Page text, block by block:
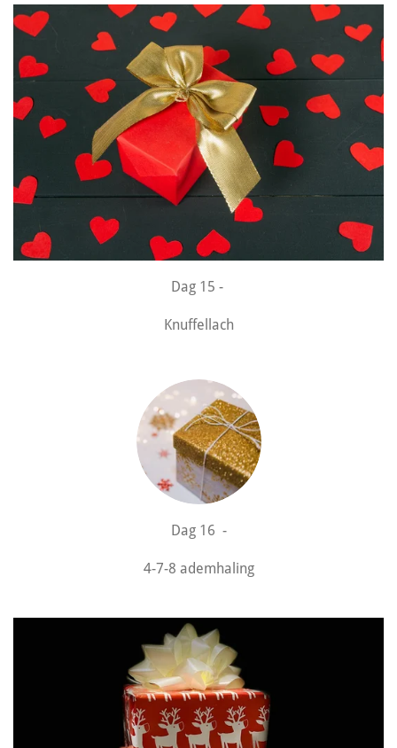
Dag 15 -
Knuffellach
Dag 16 -
4-7-8 ademhaling